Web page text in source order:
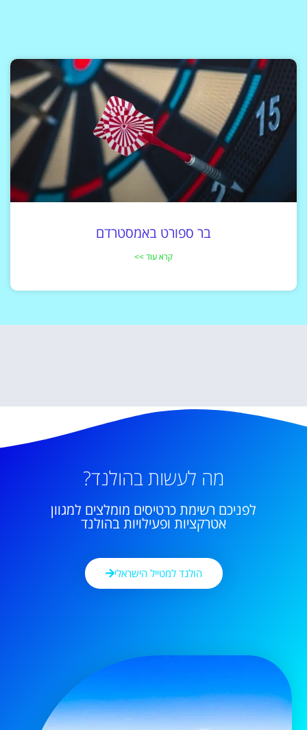
בר ספורט באמסטרדם
קרא עוד >>
מה לעשות בהולנד?
לפניכם רשימת כרטיסים מומלצים למגוון
אטרקציות ופעילויות בהולנד
הולנד למטייל הישראלי